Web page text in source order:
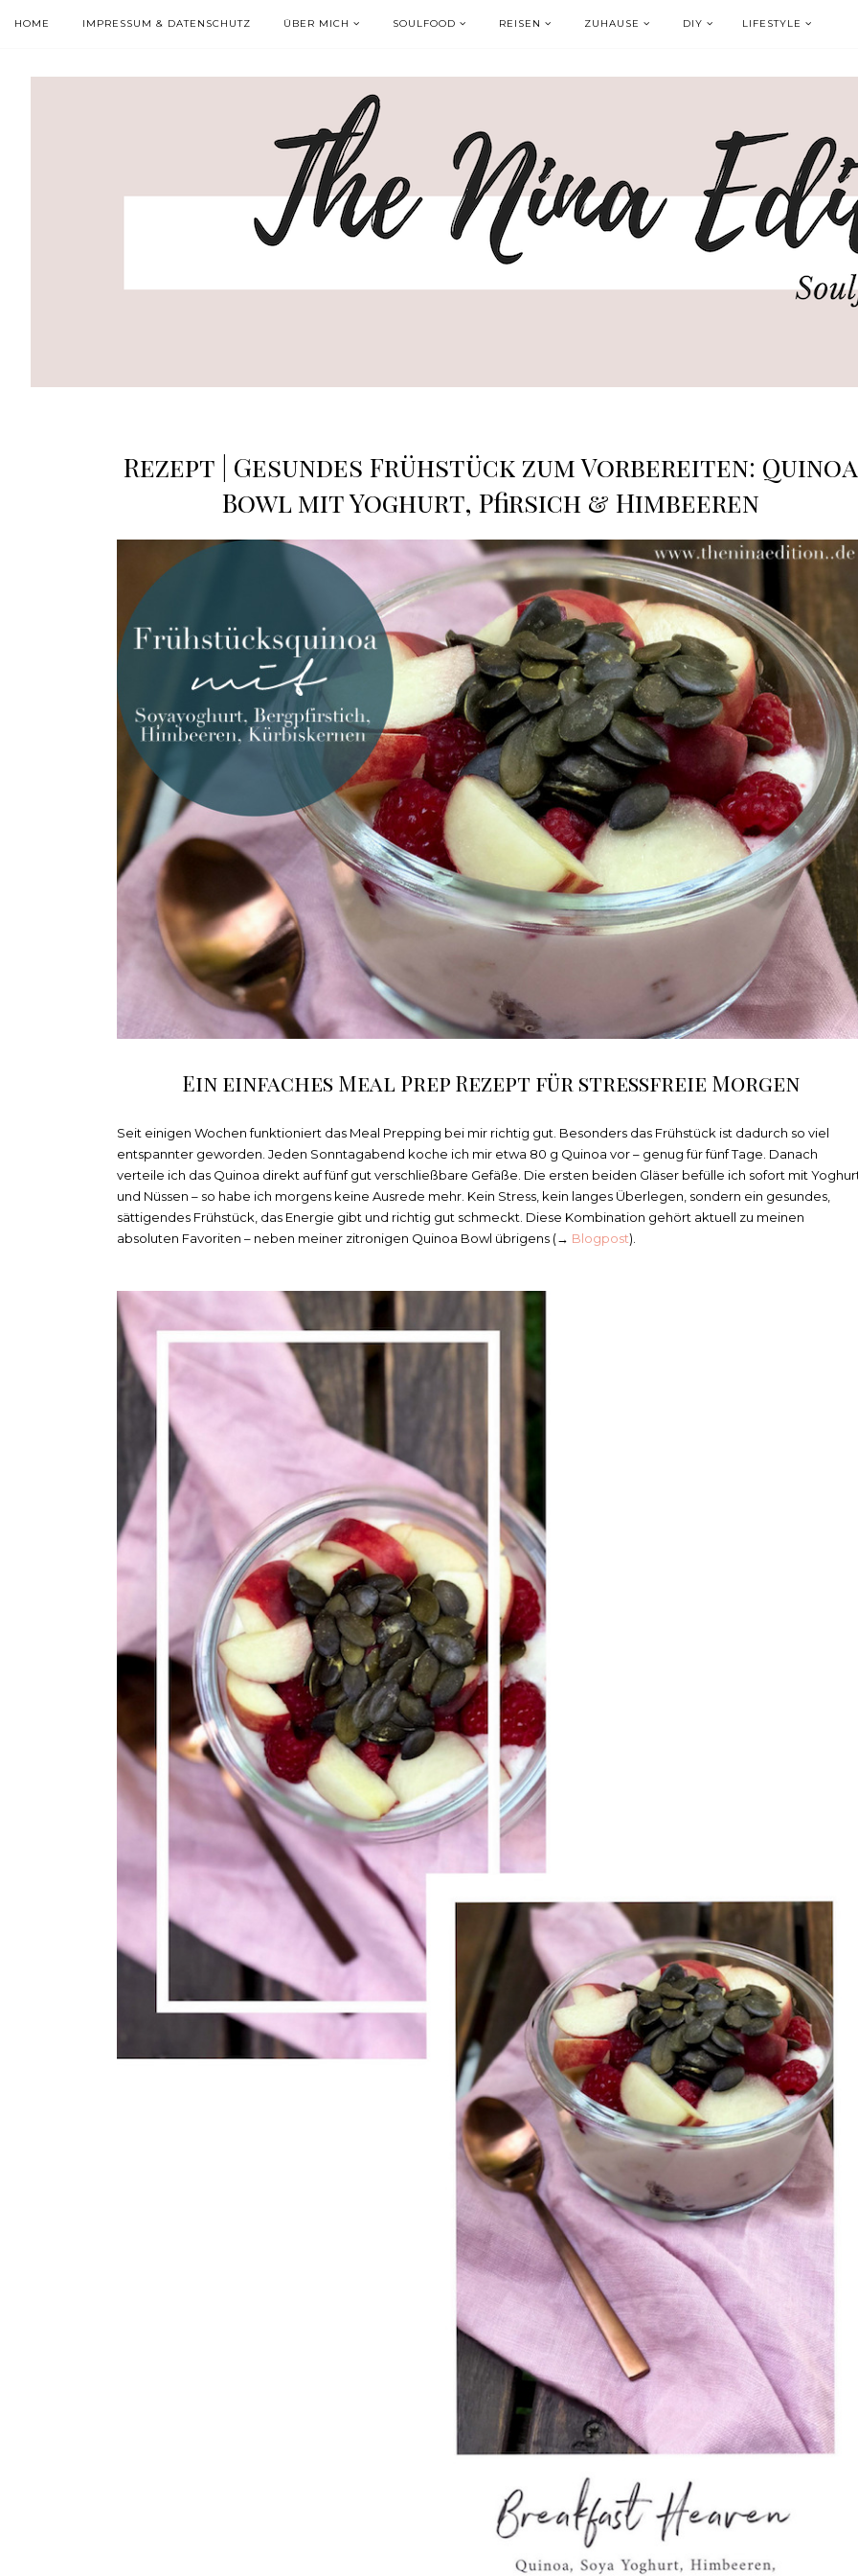
HOME IMPRESSUM & DATENSCHUTZ ÜBER MICH SOULFOOD REISEN ZUHAUSE DIY LIFESTYLE
Rezept | Gesundes Frühstück zum Vorbereiten: Quinoa
Bowl mit Yoghurt, Pfirsich & Himbeeren
Ein einfaches Meal Prep Rezept für stressfreie Morgen
Seit einigen Wochen funktioniert das Meal Prepping bei mir richtig gut. Besonders das Frühstück ist dadurch so viel
entspannter geworden. Jeden Sonntagabend koche ich mir etwa 80 g Quinoa vor – genug für fünf Tage. Danach
verteile ich das Quinoa direkt auf fünf gut verschließbare Gefäße. Die ersten beiden Gläser befülle ich sofort mit
und Nüssen – so habe ich morgens keine Ausrede mehr. Kein Stress, kein langes Überlegen, sondern ein gesundes,
sättigendes Frühstück, das Energie gibt und richtig gut schmeckt. Diese Kombination gehört aktuell zu meinen
absoluten Favoriten – neben meiner zitronigen Quinoa Bowl übrigens (→ Blogpost).